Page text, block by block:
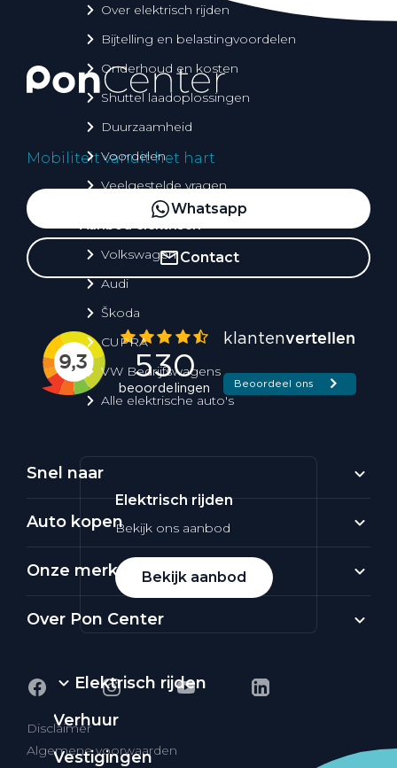
Over elektrisch rijden
Bijtelling en belastingvoordelen
Onderhoud en kosten
Shuttel laadoplossingen
Duurzaamheid
Voordelen
Veelgestelde vragen
Aanbod elektrisch
Volkswagen
Audi
Škoda
CUPRA
VW Bedrijfswagens
Alle elektrische auto's
Elektrisch rijden
Bekijk ons aanbod
Bekijk aanbod
Elektrisch rijden
Verhuur
Vestigingen
Mobiliteit vanuit het hart
Whatsapp
Contact
Snel naar
Auto kopen
Onze merken
Over Pon Center
Disclaimer
Algemene voorwaarden